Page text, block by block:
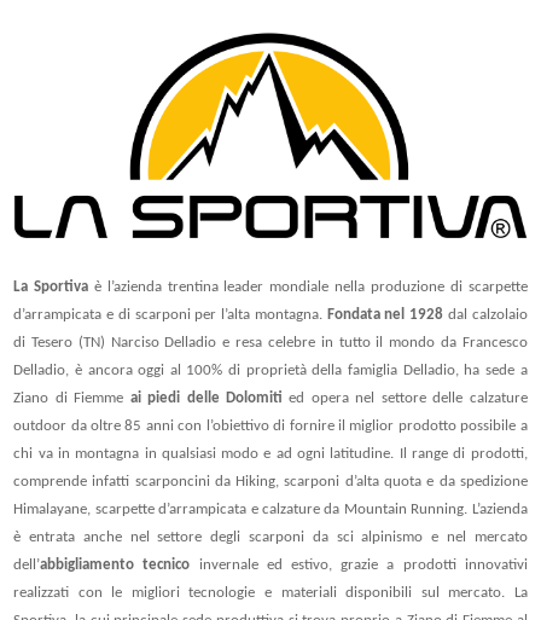
La Sportiva è l’azienda trentina leader mondiale nella produzione di scarpette
d’arrampicata e di scarponi per l’alta montagna. Fondata nel 1928 dal calzolaio
di Tesero (TN) Narciso Delladio e resa celebre in tutto il mondo da Francesco
Delladio, è ancora oggi al 100% di proprietà della famiglia Delladio, ha sede a
Ziano di Fiemme ai piedi delle Dolomiti ed opera nel settore delle calzature
outdoor da oltre 85 anni con l’obiettivo di fornire il miglior prodotto possibile a
chi va in montagna in qualsiasi modo e ad ogni latitudine. Il range di prodotti,
comprende infatti scarponcini da Hiking, scarponi d’alta quota e da spedizione
Himalayane, scarpette d’arrampicata e calzature da Mountain Running. L’azienda
è entrata anche nel settore degli scarponi da sci alpinismo e nel mercato
dell’abbigliamento tecnico
invernale ed estivo, grazie a prodotti innovativi
realizzati con le migliori tecnologie e materiali disponibili sul mercato. La